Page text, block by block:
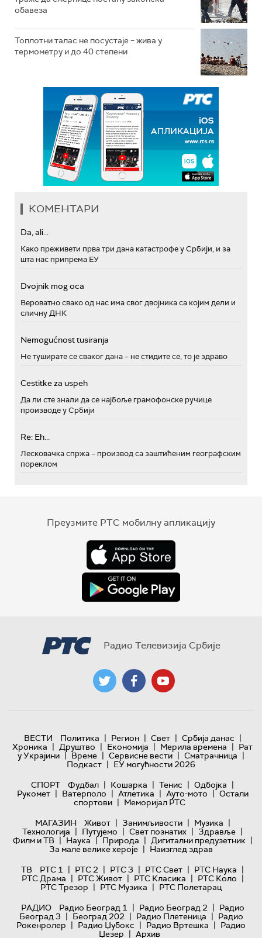
обавеза
Топлотни талас не посустаје – жива у
термометру и до 40 степени
КОМЕНТАРИ
Da, ali...
Како преживети прва три дана катастрофе у Србији, и за
шта нас припрема ЕУ
Dvojnik mog oca
Вероватно свако од нас има свог двојника са којим дели и
сличну ДНК
Nemogućnost tusiranja
Не туширате се сваког дана – не стидите се, то је здраво
Cestitke za uspeh
Да ли сте знали да се најбоље грамофонске ручице
производе у Србији
Re: Eh...
Лесковачка спржа – производ са заштићеним географским
пореклом
Преузмите РТС мобилну апликацију
Радио Телевизија Србије
ВЕСТИ Политика | Регион | Свет | Србија данас |
Хроника | Друштво | Економија | Мерила времена | Рат
у Украјини | Време | Сервисне вести | Сматрачница |
Подкаст | ЕУ могућности 2026
СПОРТ
Фудбал | Кошарка | Тенис | Одбојка |
Рукомет | Ватерполо | Атлетика | Ауто-мото | Остали
спортови | Меморијал РТС
МАГАЗИН
Живот | Занимљивости | Музика |
Технологијa | Путујемо | Свет познатих | Здравље |
Филм и ТВ | Наука | Природа | Дигитални предузетник |
За мале велике хероје | Наизглед здрав
ТВ
РТС 1 | РТС 2 | РТС 3 | РТС Свет | РТС Наука |
РТС Драма | РТС Живот | РТС Класика | РТС Коло |
РТС Трезор | РТС Музика | РТС Полетарац
РАДИО
Радио Београд 1 | Радио Београд 2 | Радио
Београд 3 | Београд 202 | Радио Плетеница | Радио
Рокенролер | Радио Џубокс | Радио Вртешка | Радио
Џезер | Архив